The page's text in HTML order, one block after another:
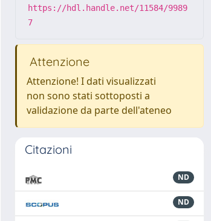
https://hdl.handle.net/11584/9989
7
Attenzione
Attenzione! I dati visualizzati
non sono stati sottoposti a
validazione da parte dell'ateneo
Citazioni
ND
ND